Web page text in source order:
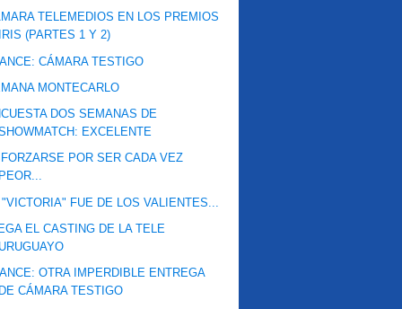
TELEMEDIOS EN LOS PREMIOS
(PARTES 1 Y 2)
CÁMARA TESTIGO
MONTECARLO
DOS SEMANAS DE
EXCELENTE
POR SER CADA VEZ
"VICTORIA" FUE DE LOS VALIENTES...
EL CASTING DE LA TELE
OTRA IMPERDIBLE ENTREGA
CÁMARA TESTIGO